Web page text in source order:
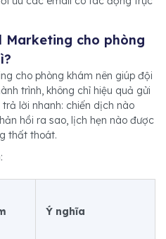
Marketing cho phòng
cho phòng khám nên giúp đội
trình, không chỉ hiệu quả gửi
lời nhanh: chiến dịch nào
hồi ra sao, lịch hẹn nào được
thất thoát.
Ý nghĩa